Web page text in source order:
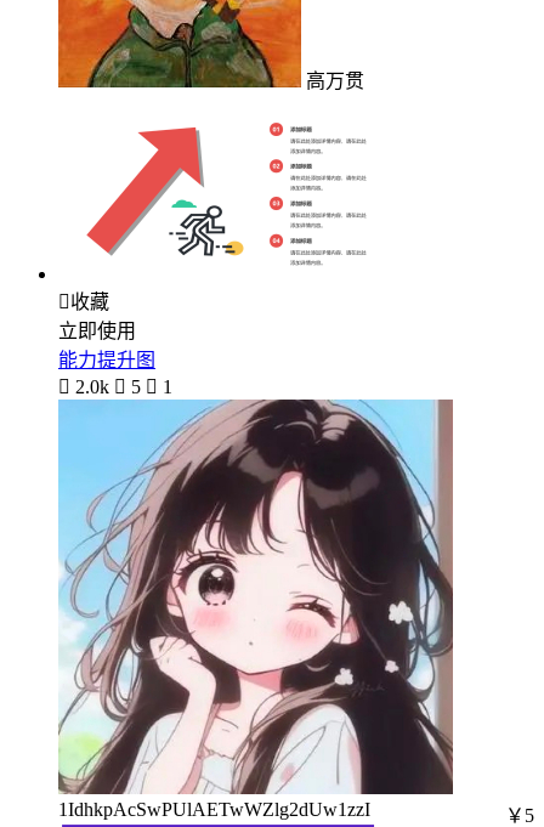
高万贯
收藏
立即使用
能力提升图
 2.0k  5  1
1IdhkpAcSwPUlAETwWZlg2dUw1zzI ￥5